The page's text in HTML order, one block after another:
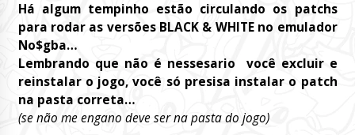
Há algum tempinho estão circulando os patchs
para rodar as versões BLACK & WHITE no emulador
No$gba…
Lembrando que não é nessesario você excluir e
reinstalar o jogo, você só presisa instalar o patch
na pasta correta…
(se não me engano deve ser na pasta do jogo)